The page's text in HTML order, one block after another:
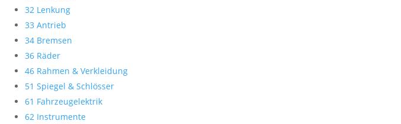
32 Lenkung
33 Antrieb
34 Bremsen
36 Räder
46 Rahmen & Verkleidung
51 Spiegel & Schlösser
61 Fahrzeugelektrik
62 Instrumente